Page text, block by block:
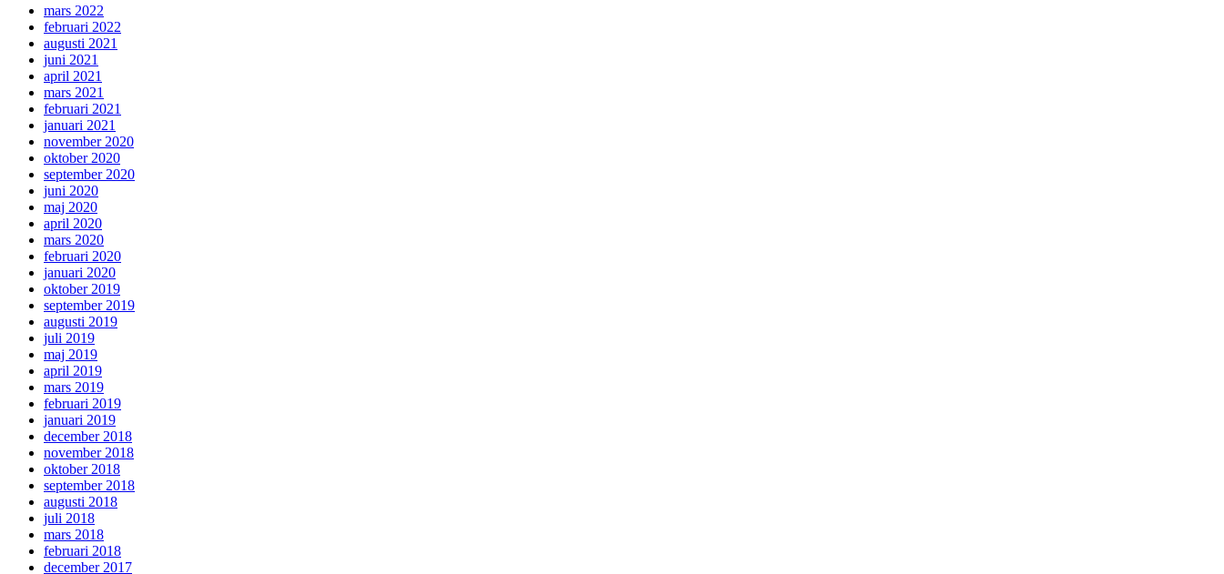
mars 2022
februari 2022
augusti 2021
juni 2021
april 2021
mars 2021
februari 2021
januari 2021
november 2020
oktober 2020
september 2020
juni 2020
maj 2020
april 2020
mars 2020
februari 2020
januari 2020
oktober 2019
september 2019
augusti 2019
juli 2019
maj 2019
april 2019
mars 2019
februari 2019
januari 2019
december 2018
november 2018
oktober 2018
september 2018
augusti 2018
juli 2018
mars 2018
februari 2018
december 2017